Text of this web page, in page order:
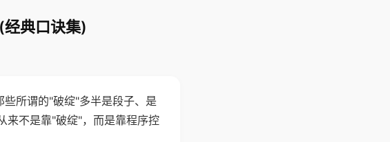
典口诀集)
所谓的"破绽"多半是段子、是
来不是靠"破绽"，而是靠程序控